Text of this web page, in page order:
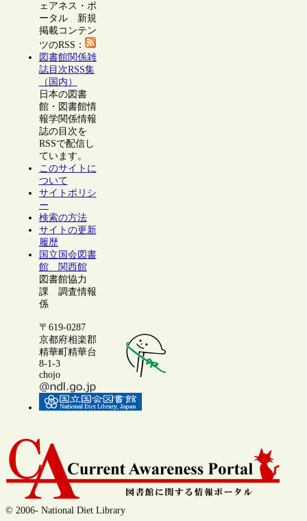
ェアネス・ポ
ータル 新規
掲載コンテン
ツのRSS：
図書館関係雑
誌目次RSS集
（国内）
日本の図書
館・図書館情
報学関係情報
誌の目次を
RSSで配信し
ています。
このサイトに
ついて
サイトポリシ
ー
検索の方法
サイトの更新
履歴
国立国会図書
館 関西館
図書館協力
課 調査情報
係
〒619-0287
京都府相楽郡
精華町精華台
8-1-3
chojo
© 2006- National Diet Library